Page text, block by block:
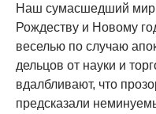
Наш сумасшедший мир
Рождеству и Новому
веселью по случаю
дельцов от науки и
вдалбливают, что
предсказали